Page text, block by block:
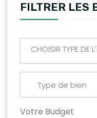
FILTRER LES
CHOISIR TYPE DE
Type de bien
Votre Budget